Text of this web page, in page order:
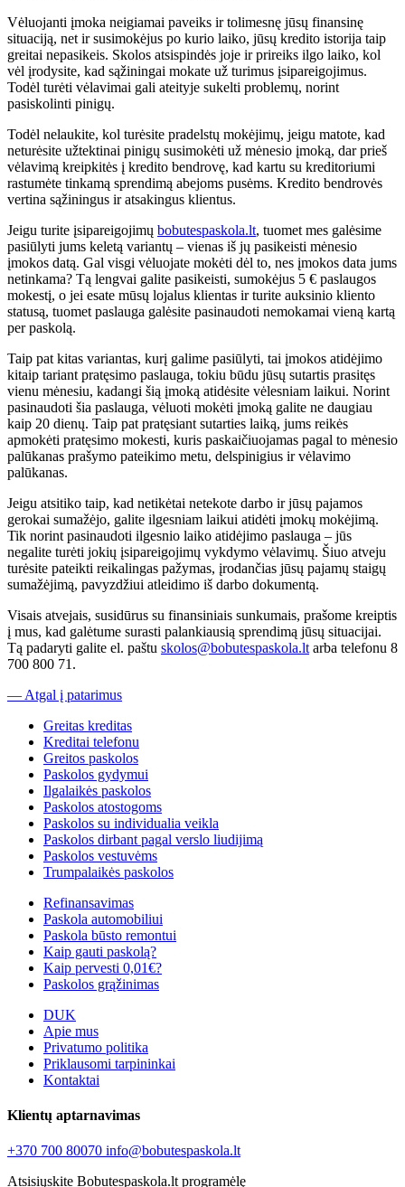
Vėluojanti įmoka neigiamai paveiks ir tolimesnę jūsų finansinę
situaciją, net ir susimokėjus po kurio laiko, jūsų kredito istorija taip
greitai nepasikeis. Skolos atsispindės joje ir prireiks ilgo laiko, kol
vėl įrodysite, kad sąžiningai mokate už turimus įsipareigojimus.
Todėl turėti vėlavimai gali ateityje sukelti problemų, norint
pasiskolinti pinigų.
Todėl nelaukite, kol turėsite pradelstų mokėjimų, jeigu matote, kad
neturėsite užtektinai pinigų susimokėti už mėnesio įmoką, dar prieš
vėlavimą kreipkitės į kredito bendrovę, kad kartu su kreditoriumi
rastumėte tinkamą sprendimą abejoms pusėms. Kredito bendrovės
vertina sąžiningus ir atsakingus klientus.
Jeigu turite įsipareigojimų bobutespaskola.lt, tuomet mes galėsime
pasiūlyti jums keletą variantų – vienas iš jų pasikeisti mėnesio
įmokos datą. Gal visgi vėluojate mokėti dėl to, nes įmokos data jums
netinkama? Tą lengvai galite pasikeisti, sumokėjus 5 € paslaugos
mokestį, o jei esate mūsų lojalus klientas ir turite auksinio kliento
statusą, tuomet paslauga galėsite pasinaudoti nemokamai vieną kartą
per paskolą.
Taip pat kitas variantas, kurį galime pasiūlyti, tai įmokos atidėjimo
kitaip tariant pratęsimo paslauga, tokiu būdu jūsų sutartis prasitęs
vienu mėnesiu, kadangi šią įmoką atidėsite vėlesniam laikui. Norint
pasinaudoti šia paslauga, vėluoti mokėti įmoką galite ne daugiau
kaip 20 dienų. Taip pat pratęsiant sutarties laiką, jums reikės
apmokėti pratęsimo mokesti, kuris paskaičiuojamas pagal to mėnesio
palūkanas prašymo pateikimo metu, delspinigius ir vėlavimo
palūkanas.
Jeigu atsitiko taip, kad netikėtai netekote darbo ir jūsų pajamos
gerokai sumažėjo, galite ilgesniam laikui atidėti įmokų mokėjimą.
Tik norint pasinaudoti ilgesnio laiko atidėjimo paslauga – jūs
negalite turėti jokių įsipareigojimų vykdymo vėlavimų. Šiuo atveju
turėsite pateikti reikalingas pažymas, įrodančias jūsų pajamų staigų
sumažėjimą, pavyzdžiui atleidimo iš darbo dokumentą.
Visais atvejais, susidūrus su finansiniais sunkumais, prašome kreiptis
į mus, kad galėtume surasti palankiausią sprendimą jūsų situacijai.
Tą padaryti galite el. paštu skolos@bobutespaskola.lt arba telefonu 8
700 800 71.
— Atgal į patarimus
Greitas kreditas
Kreditai telefonu
Greitos paskolos
Paskolos gydymui
Ilgalaikės paskolos
Paskolos atostogoms
Paskolos su individualia veikla
Paskolos dirbant pagal verslo liudijimą
Paskolos vestuvėms
Trumpalaikės paskolos
Refinansavimas
Paskola automobiliui
Paskola būsto remontui
Kaip gauti paskolą?
Kaip pervesti 0,01€?
Paskolos grąžinimas
DUK
Apie mus
Privatumo politika
Priklausomi tarpininkai
Kontaktai
Klientų aptarnavimas
+370 700 80070 info@bobutespaskola.lt
Atsisiųskite Bobutespaskola.lt programėlę